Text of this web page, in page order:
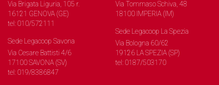
Via Brigata Liguria, 105 r.
16121 GENOVA (GE)
tel: 010/572111
Sede Legacoop Savona
Via Cesare Battisti 4/6
17100 SAVONA (SV)
tel: 019/8386847
Via Tommaso Schiva, 48
18100 IMPERIA (IM)
Sede Legacoop La Spezia
Via Bologna 60/62
19126 LA SPEZIA (SP)
tel: 0187/503170